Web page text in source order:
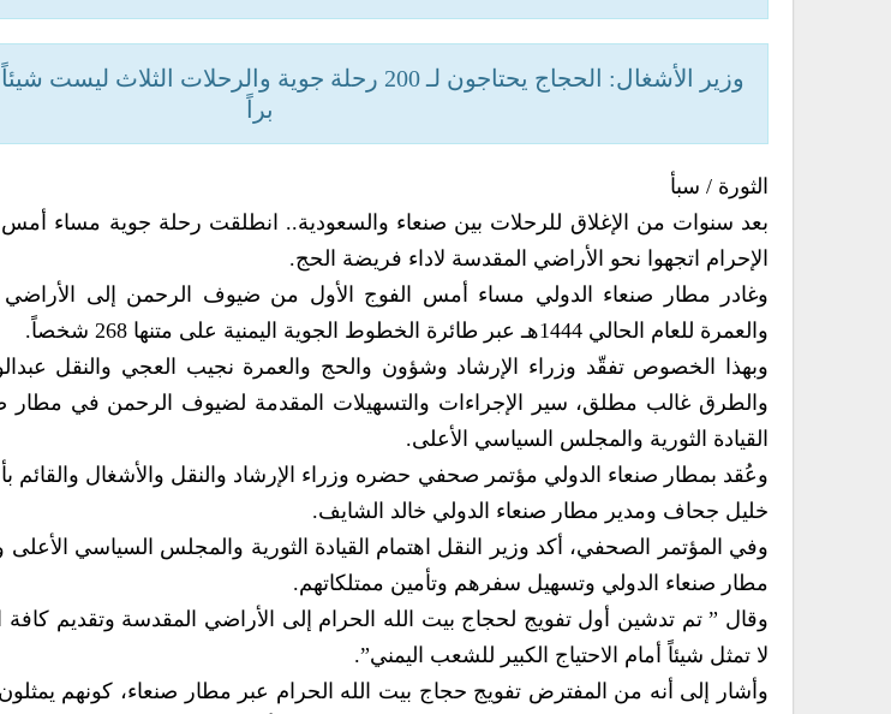
وزير الأشغال: الحجاج يحتاجون لـ 200 رحلة جوية والرحلات
براً
الثورة / سبأ
الإحرام اتجهوا نحو الأراضي المقدسة لاداء فريضة الحج.
وغادر مطار صنعاء الدولي مساء أمس الفوج الأول من ضيوف الرحمن إلى الأراضي
والعمرة للعام الحالي 1444هـ عبر طائرة الخطوط الجوية اليمنية على متنها 268 شخصاً.
وبهذا الخصوص تفقّد وزراء الإرشاد وشؤون والحج والعمرة نجيب العجي والنقل
والطرق غالب مطلق، سير الإجراءات والتسهيلات المقدمة لضيوف الرحمن في مطار
القيادة الثورية والمجلس السياسي الأعلى.
وعُقد بمطار صنعاء الدولي مؤتمر صحفي حضره وزراء الإرشاد والنقل والأشغال والقائم
خليل جحاف ومدير مطار صنعاء الدولي خالد الشايف.
وفي المؤتمر الصحفي، أكد وزير النقل اهتمام القيادة الثورية والمجلس السياسي الأعلى
مطار صنعاء الدولي وتسهيل سفرهم وتأمين ممتلكاتهم.
وقال ” تم تدشين أول تفويج لحجاج بيت الله الحرام إلى الأراضي المقدسة وتقديم كافة
لا تمثل شيئاً أمام الاحتياج الكبير للشعب اليمني”.
وأشار إلى أنه من المفترض تفويج حجاج بيت الله الحرام عبر مطار صنعاء، كونهم